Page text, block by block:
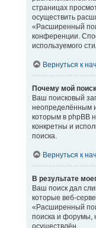
страницах
осуществить
«Расширенный
конференции.
используемого
Вернуться к
Почему мой
Ваш поисковый
неопределённым
которым в phpBB
конкретны и
поиска.
Вернуться к
В результате
Ваш поиск дал
которые веб-
«Расширенный
поиска и форумы,
осуществлён.